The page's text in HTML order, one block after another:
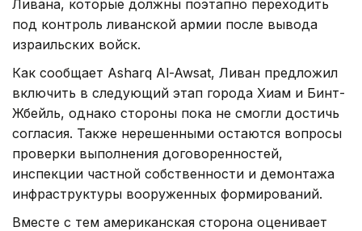
Ливана, которые должны поэтапно переходить
под контроль ливанской армии после вывода
израильских войск.
Как сообщает Asharq Al-Awsat, Ливан предложил
включить в следующий этап города Хиам и Бинт-
Жбейль, однако стороны пока не смогли достичь
согласия. Также нерешенными остаются вопросы
проверки выполнения договоренностей,
инспекции частной собственности и демонтажа
инфраструктуры вооруженных формирований.
Вместе с тем американская сторона оценивает